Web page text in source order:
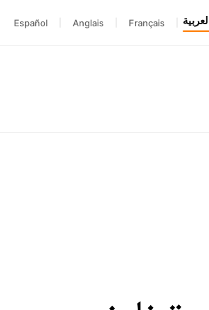
Français
Anglais
Español